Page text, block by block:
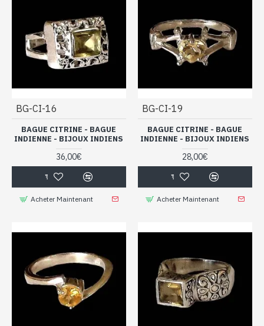
BG-CI-16
BAGUE CITRINE - BAGUE
INDIENNE - BIJOUX INDIENS
36,00€
Acheter Maintenant
BG-CI-19
BAGUE CITRINE - BAGUE
INDIENNE - BIJOUX INDIENS
28,00€
Acheter Maintenant